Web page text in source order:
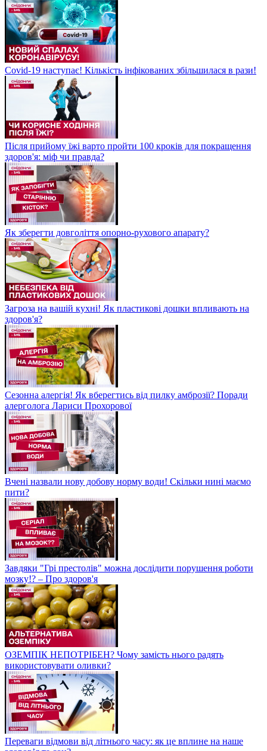
Covid-19 наступає! Кількість інфікованих збільшилася в рази!
Після прийому їжі варто пройти 100 кроків для покращення
здоров'я: міф чи правда?
Як зберегти довголіття опорно-рухового апарату?
Загроза на вашій кухні! Як пластикові дошки впливають на
здоров'я?
Сезонна алергія! Як вберегтись від пилку амброзії? Поради
алерголога Лариси Прохорової
Вчені назвали нову добову норму води! Скільки нині маємо
пити?
Завдяки "Грі престолів" можна дослідити порушення роботи
мозку!? – Про здоров'я
ОЗЕМПІК НЕПОТРІБЕН? Чому замість нього радять
використовувати оливки?
Переваги відмови від літнього часу: як це вплине на наше